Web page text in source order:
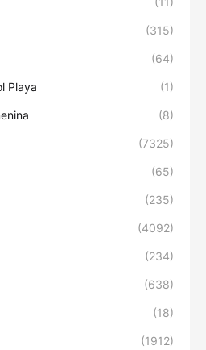
(315)
(64)
Playa (1)
(8)
(7325)
(65)
(235)
(4092)
(234)
(638)
(18)
(1912)